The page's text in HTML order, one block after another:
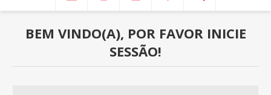
BEM VINDO(A), POR FAVOR INICIE
SESSÃO!